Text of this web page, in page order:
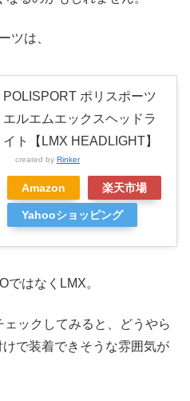
ツは、
POLISPORT ポリスポーツ
エルエムエックスヘッドラ
イト【LMX HEADLIGHT】
created by Rinker
Amazon 楽天市場
Yahooショッピング
ではなくLMX。
ックしてみると、どうやら
で装着できそうな雰囲気が